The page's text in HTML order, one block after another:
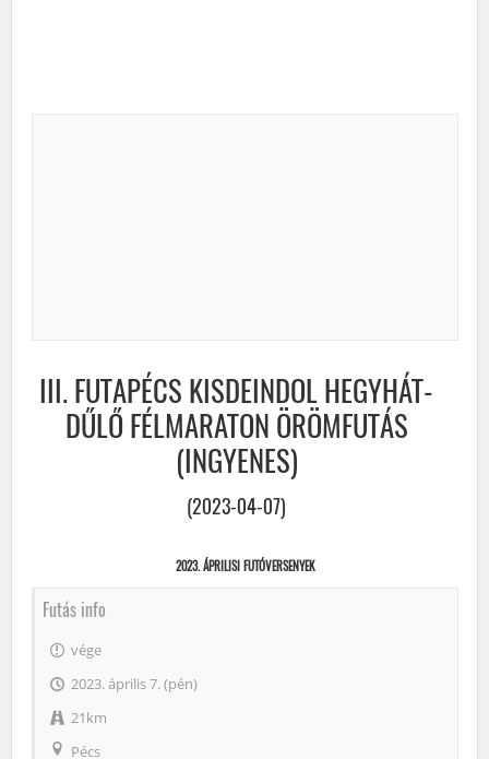
III. FUTAPÉCS KISDEINDOL HEGYHÁT-
DŰLŐ FÉLMARATON ÖRÖMFUTÁS
(INGYENES)
(2023-04-07)
2023. ÁPRILISI FUTÓVERSENYEK
Futás info
vége
2023. április 7. (pén)
21km
Pécs